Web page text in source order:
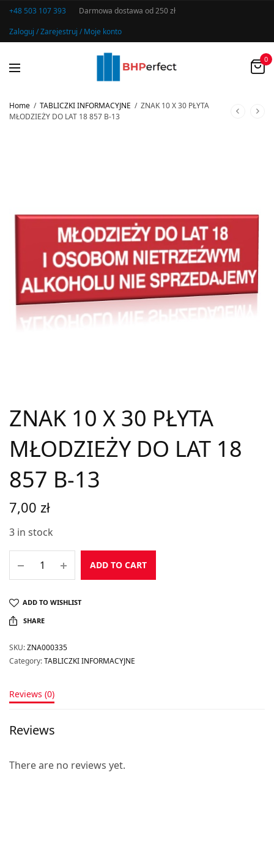
+48 503 107 393 Darmowa dostawa od 250 zł
Zaloguj / Zarejestruj / Moje konto
0
Home / TABLICZKI INFORMACYJNE / ZNAK 10 X 30 PŁYTA
MŁODZIEŻY DO LAT 18 857 B-13
ZNAK 10 X 30 PŁYTA
MŁODZIEŻY DO LAT 18
857 B-13
7,00 zł
3 in stock
ADD TO CART
ADD TO WISHLIST
SHARE
SKU:ZNA000335
Category:TABLICZKI INFORMACYJNE
Reviews (0)
Reviews
There are no reviews yet.